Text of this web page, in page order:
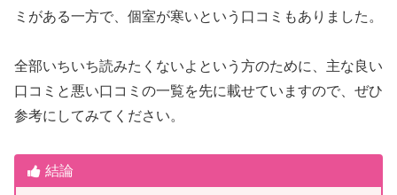
ミがある一方で、個室が寒いという口コミもありました。
全部いちいち読みたくないよという方のために、主な良い
口コミと悪い口コミの一覧を先に載せていますので、ぜひ
参考にしてみてください。
結論